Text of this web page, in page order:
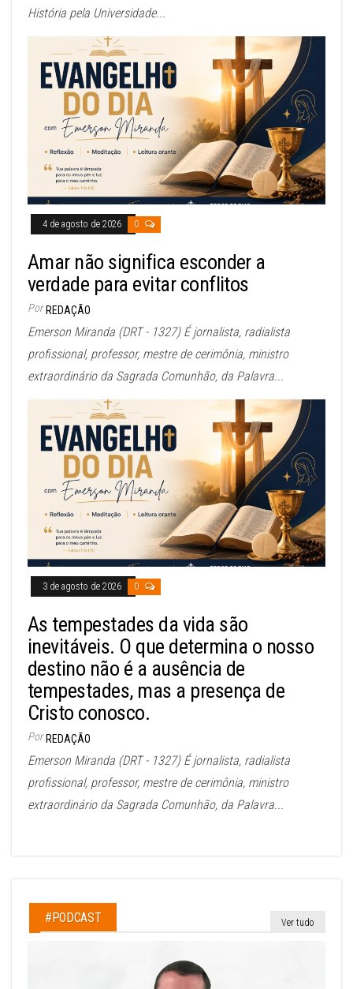
História pela Universidade...
4 de agosto de 2026 0
Amar não significa esconder a
verdade para evitar conflitos
Por REDAÇÃO
Emerson Miranda (DRT - 1327) É jornalista, radialista
profissional, professor, mestre de cerimônia, ministro
extraordinário da Sagrada Comunhão, da Palavra...
3 de agosto de 2026 0
As tempestades da vida são
inevitáveis. O que determina o nosso
destino não é a ausência de
tempestades, mas a presença de
Cristo conosco.
Por REDAÇÃO
Emerson Miranda (DRT - 1327) É jornalista, radialista
profissional, professor, mestre de cerimônia, ministro
extraordinário da Sagrada Comunhão, da Palavra...
#PODCAST Ver tudo